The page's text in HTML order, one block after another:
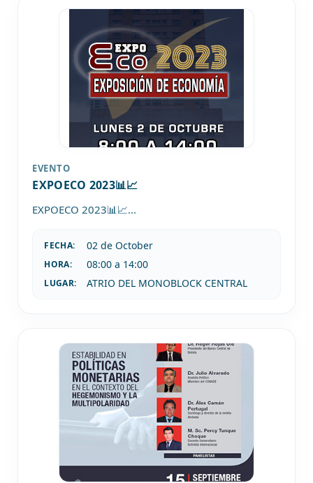
EVENTO
EXPOECO 2023📊📈
EXPOECO 2023📊📈...
FECHA: 02 deOctober
HORA: 08:00 a 14:00
LUGAR: ATRIO DEL MONOBLOCK CENTRAL